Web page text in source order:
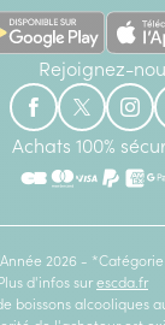
Rejoignez-
Achats 100%
2026 -
d'infos sur escda.fr
boissons alcooliques